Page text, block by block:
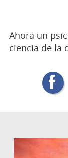
Ahora un
ciencia de la